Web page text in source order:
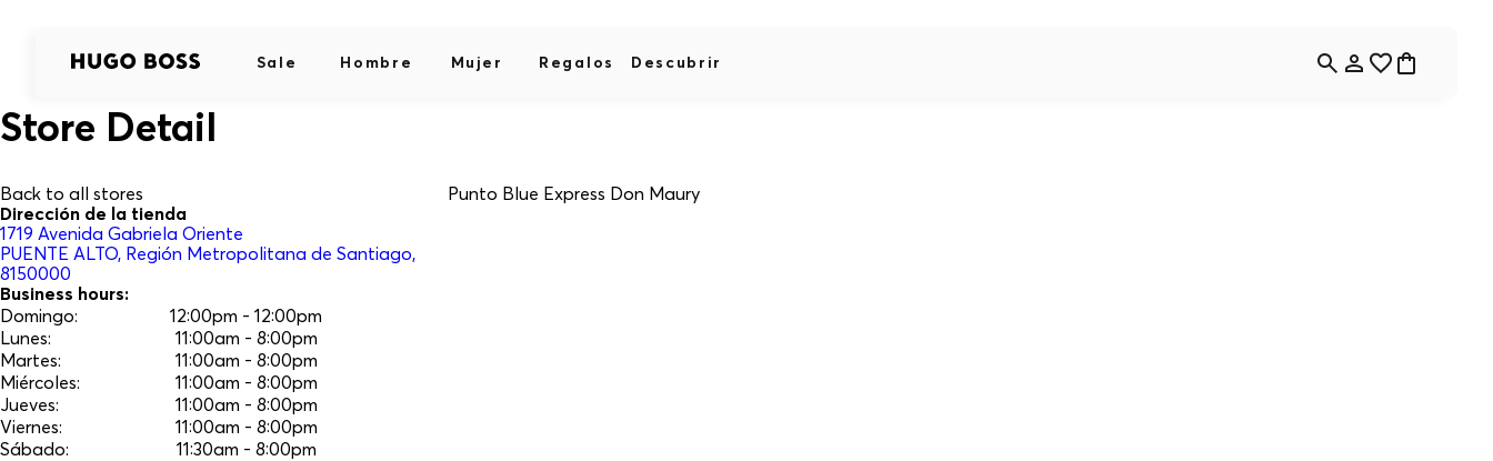
Sale Hombre Mujer Regalos Descubrir
Store Detail
Back to all stores
Dirección de la tienda
1719 Avenida Gabriela Oriente
PUENTE ALTO, Región Metropolitana de Santiago,
8150000
Business hours:
Domingo:
12:00pm - 12:00pm
Lunes:
11:00am - 8:00pm
Martes:
11:00am - 8:00pm
Miércoles:
11:00am - 8:00pm
Jueves:
11:00am - 8:00pm
Viernes:
11:00am - 8:00pm
Sábado:
11:30am - 8:00pm
Punto Blue Express Don Maury